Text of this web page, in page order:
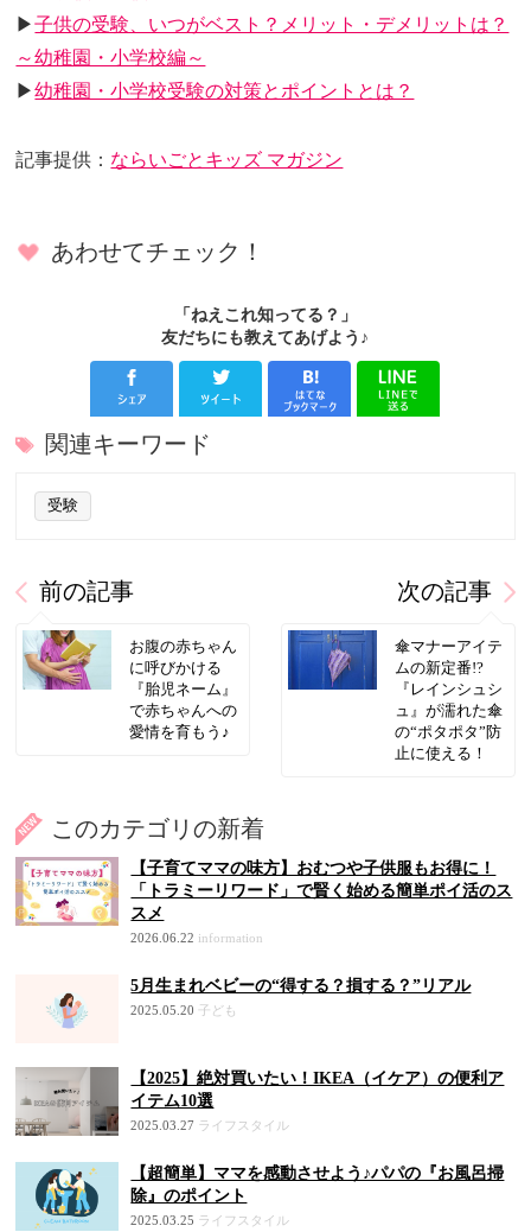
▶子供の受験、いつがベスト？メリット・デメリットは？
～幼稚園・小学校編～
▶幼稚園・小学校受験の対策とポイントとは？
記事提供： ならいごとキッズ マガジン
あわせてチェック！
「ねえこれ知ってる？」
友だちにも教えてあげよう♪
関連キーワード
受験
前の記事
お腹の赤ちゃん
に呼びかける
『胎児ネーム』
で赤ちゃんへの
愛情を育もう♪
次の記事
傘マナーアイテ
ムの新定番!?
『レインシュシ
ュ』が濡れた傘
の“ポタポタ”防
止に使える！
このカテゴリの新着
【子育てママの味方】おむつや子供服もお得に！
「トラミーリワード」で賢く始める簡単ポイ活のス
スメ
2026.06.22 information
5月生まれベビーの“得する？損する？”リアル
2025.05.20 子ども
【2025】絶対買いたい！IKEA（イケア）の便利ア
イテム10選
2025.03.27 ライフスタイル
【超簡単】ママを感動させよう♪パパの『お風呂掃
除』のポイント
2025.03.25 ライフスタイル